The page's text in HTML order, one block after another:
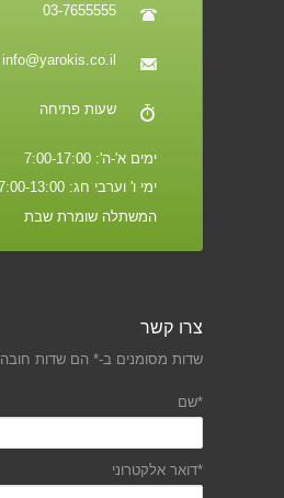
03-7655555
info@yarokis.co.il
שעות פתיחה
ימים א'-ה': 7:00-17:00
ימי ו' וערבי חג: 7:00-13:00
המשתלה שומרת שבת
צרו קשר
שדות מסומנים ב-* הם שדות חובה
*שם
*דואר אלקטרוני